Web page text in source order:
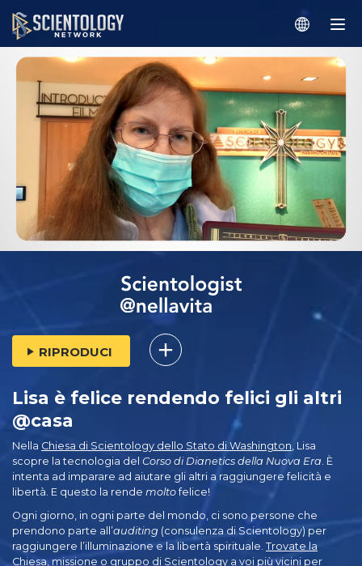
RIPRODUCI
Lisa è felice rendendo felici gli altri
@casa
Nella Chiesa di Scientology dello Stato di Washington , Lisa
scopre la tecnologia del Corso di Dianetics della Nuova Era . È
intenta ad imparare ad aiutare gli altri a raggiungere felicità e
libertà. E questo la rende moltofelice!
Ogni giorno, in ogni parte del mondo, ci sono persone che
prendono parte all’auditing (consulenza di Scientology) per
raggiungere l’illuminazione e la libertà spirituale. Trovate la
Chiesa, missione o gruppo di Scientology a voi più vicini per